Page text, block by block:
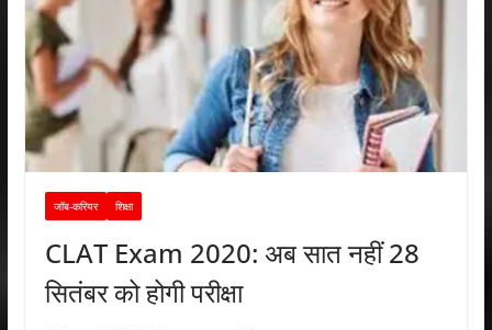
जॉब-करियर शिक्षा
CLAT Exam 2020: अब सात नहीं 28
सितंबर को होगी परीक्षा